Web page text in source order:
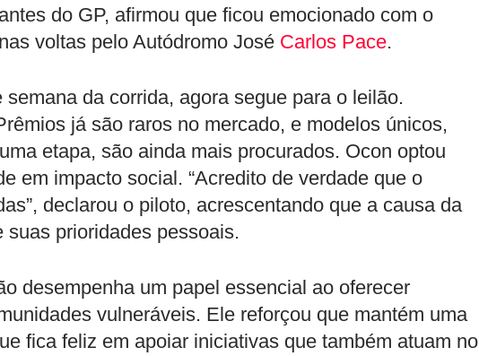
do GP, afirmou que ficou emocionado com o
voltas pelo Autódromo José Carlos Pace.
da corrida, agora segue para o leilão.
já são raros no mercado, e modelos únicos,
etapa, são ainda mais procurados. Ocon optou
em impacto social. “Acredito de verdade que o
declarou o piloto, acrescentando que a causa da
suas prioridades pessoais.
desempenha um papel essencial ao oferecer
vulneráveis. Ele reforçou que mantém uma
fica feliz em apoiar iniciativas que também atuam no